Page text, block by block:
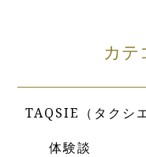
カテ
TAQSIE（タクシエ
体験談